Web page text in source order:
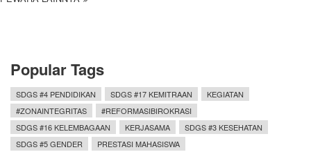
Popular Tags
SDGS #4 PENDIDIKAN SDGS #17 KEMITRAAN
KEGIATAN
#ZONAINTEGRITAS
#REFORMASIBIROKRASI
SDGS #16 KELEMBAGAAN
KERJASAMA
SDGS #3 KESEHATAN
SDGS #5 GENDER
PRESTASI MAHASISWA